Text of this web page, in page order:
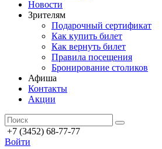
Новости
Зрителям
Подарочный сертификат
Как купить билет
Как вернуть билет
Правила посещения
Бронирование столиков
Афиша
Контакты
Акции
+7 (3452) 68-77-77
Войти